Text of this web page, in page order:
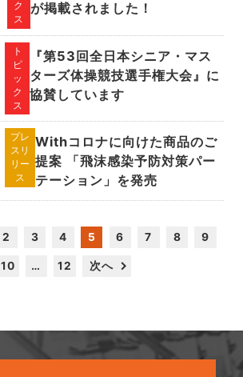
ク
ス
が掲載されました！
ト
ピ
ッ
ク
ス
『第53回全日本シニア・マス
ターズ体操競技選手権大会』に
協賛しています
プレ
スリ
リー
ス
Withコロナに向けた商品のご
提案 「飛沫感染予防対策パー
テーション」を発売
2 3 4 5 6 7 8 9
10 … 12 次へ